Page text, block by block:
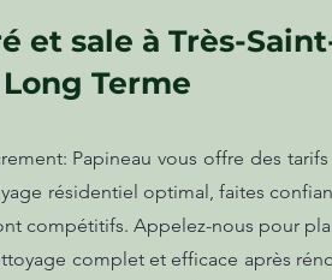
et sale à Très-
Terme
Papineau vous offre des
résidentiel optimal, faites
compétitifs. Appelez-nous pour
complet et efficace après